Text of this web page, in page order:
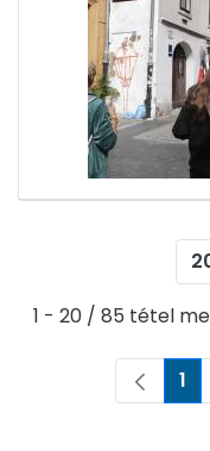
1 - 20 / 85 tétel
1